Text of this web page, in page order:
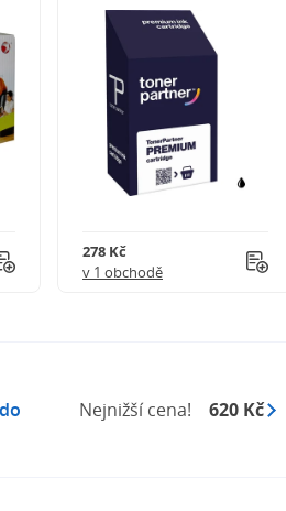
278 Kč
v 1 obchodě
Nejnižší cena! 620 Kč